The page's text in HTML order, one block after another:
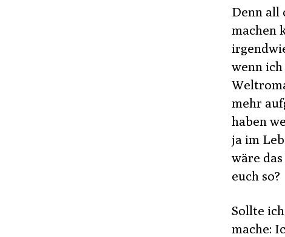
Denn all
machen
wenn
mehr
haben
ja im
wäre
euch so?
Sollte
mache: